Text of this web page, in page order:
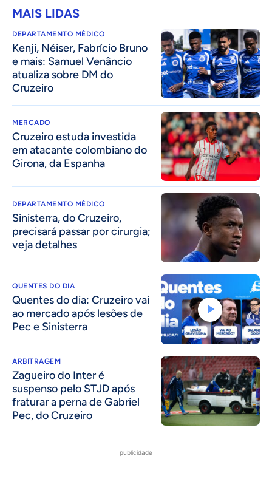
MAIS LIDAS
DEPARTAMENTO MÉDICO
Kenji, Néiser, Fabrício Bruno
e mais: Samuel Venâncio
atualiza sobre DM do
Cruzeiro
MERCADO
Cruzeiro estuda investida
em atacante colombiano do
Girona, da Espanha
DEPARTAMENTO MÉDICO
Sinisterra, do Cruzeiro,
precisará passar por cirurgia;
veja detalhes
QUENTES DO DIA
Quentes do dia: Cruzeiro vai
ao mercado após lesões de
Pec e Sinisterra
ARBITRAGEM
Zagueiro do Inter é
suspenso pelo STJD após
fraturar a perna de Gabriel
Pec, do Cruzeiro
publicidade